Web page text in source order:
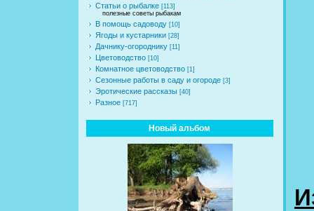
Статьи о рыбалке [113]
полезные советы рыбакам
В помощь садоводу [10]
Ягоды и кустарники [28]
Дачнику-огороднику [11]
Цветоводство [10]
Комнатное цветоводство [1]
Сезонные работы в саду и огороде [3]
Эротические рассказы [40]
Разное [717]
Новый альбом